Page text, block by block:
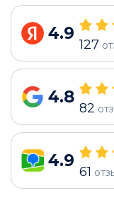
4.9
127
4.8
82
4.9
61